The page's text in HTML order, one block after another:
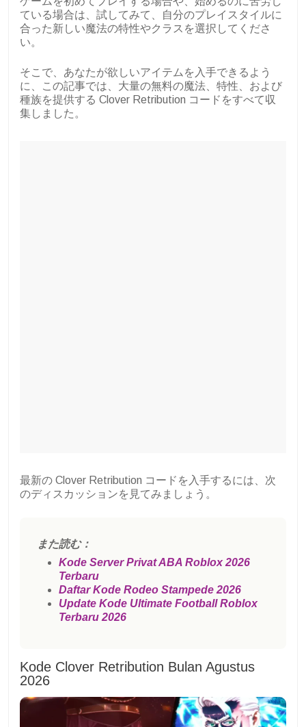
ている場合は、試してみて、自分のプレイスタイルに
合った新しい魔法の特性やクラスを選択してくださ
い。
そこで、あなたが欲しいアイテムを入手できるよう
に、この記事では、大量の無料の魔法、特性、および
種族を提供する Clover Retribution コードをすべて収
集しました。
最新の Clover Retribution コードを入手するには、次
のディスカッションを見てみましょう。
また読む：
Kode Server Privat ABA Roblox 2026
Terbaru
Daftar Kode Rodeo Stampede 2026
Update Kode Ultimate Football Roblox
Terbaru 2026
Kode Clover Retribution Bulan Agustus
2026